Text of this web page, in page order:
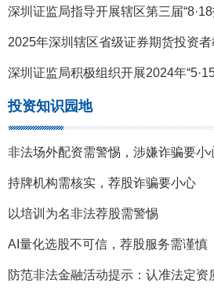
投资知识园地
非法场外配资需警惕，涉嫌诈骗要小
持牌机构需核实，荐股诈骗要小心
以培训为名非法荐股需警惕
AI量化选股不可信，荐股服务需谨慎